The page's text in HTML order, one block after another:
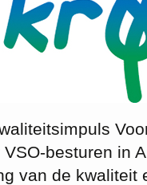
besturen in
van de kwaliteit